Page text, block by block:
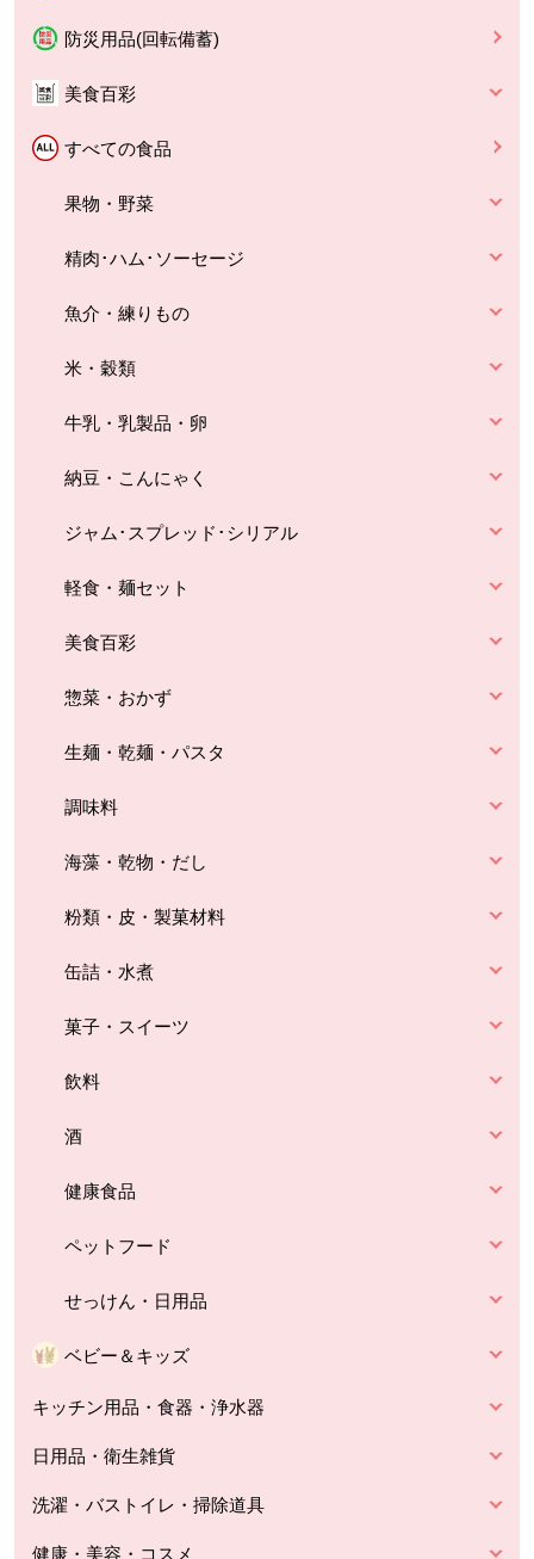
防災用品(回転備蓄)
美食百彩
すべての食品
果物・野菜
精肉･ハム･ソーセージ
魚介・練りもの
米・穀類
牛乳・乳製品・卵
納豆・こんにゃく
ジャム･スプレッド･シリアル
軽食・麺セット
美食百彩
惣菜・おかず
生麺・乾麺・パスタ
調味料
海藻・乾物・だし
粉類・皮・製菓材料
缶詰・水煮
菓子・スイーツ
飲料
酒
健康食品
ペットフード
せっけん・日用品
ベビー＆キッズ
キッチン用品・食器・浄水器
日用品・衛生雑貨
洗濯・バストイレ・掃除道具
健康・美容・コスメ